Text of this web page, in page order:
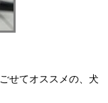
せてオススメの、犬